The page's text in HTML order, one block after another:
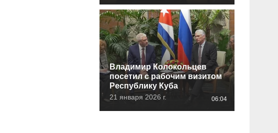
Владимир Колокольцев
посетил с рабочим визитом
Республику Куба
21 января 2026 г. 06:04